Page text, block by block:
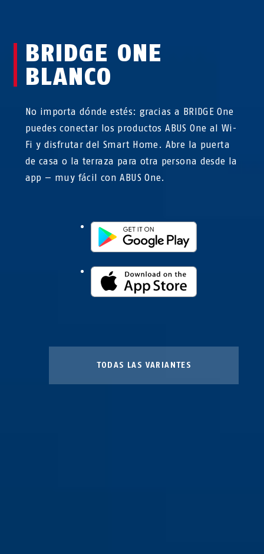
BRIDGE ONE
BLANCO
No importa dónde estés: gracias a BRIDGE One
puedes conectar los productos ABUS One al Wi-
Fi y disfrutar del Smart Home. Abre la puerta
de casa o la terraza para otra persona desde la
app — muy fácil con ABUS One.
TODAS LAS VARIANTES